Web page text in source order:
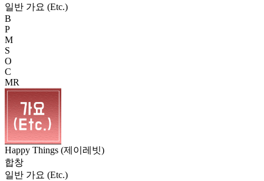
일반 가요 (Etc.)
B
P
M
S
O
C
MR
Happy Things (제이레빗)
합창
일반 가요 (Etc.)